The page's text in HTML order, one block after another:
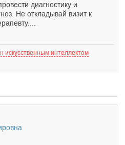
диагностику и
Не откладывай визит к
искусственным интеллектом